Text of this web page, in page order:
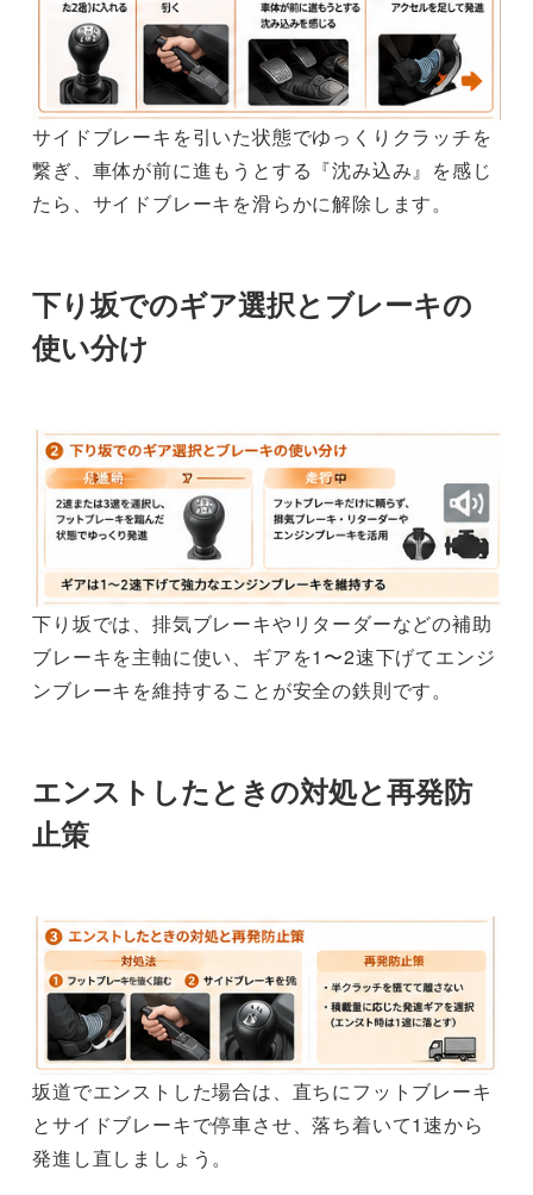
サイドブレーキを引いた状態でゆっくりクラッチを
繋ぎ、車体が前に進もうとする『沈み込み』を感じ
たら、サイドブレーキを滑らかに解除します。
下り坂でのギア選択とブレーキの
使い分け
下り坂では、排気ブレーキやリターダーなどの補助
ブレーキを主軸に使い、ギアを1〜2速下げてエンジ
ンブレーキを維持することが安全の鉄則です。
エンストしたときの対処と再発防
止策
坂道でエンストした場合は、直ちにフットブレーキ
とサイドブレーキで停車させ、落ち着いて1速から
発進し直しましょう。